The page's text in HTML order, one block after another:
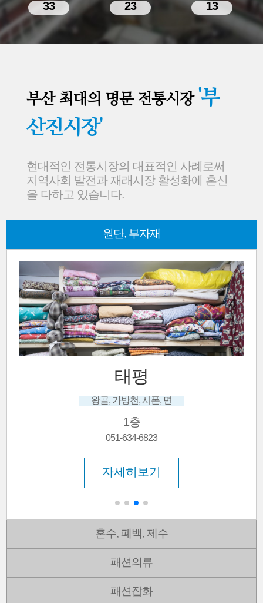
33 23 13
부산 최대의 명문 전통시장 '부
산진시장'
현대적인 전통시장의 대표적인 사례로써
지역사회 발전과 재래시장 활성화에 혼신
을 다하고 있습니다.
원단, 부자재
태평
왕골, 가방천, 시폰, 면
1층
051-634-6823
자세히보기
혼수, 폐백, 제수
패션의류
패션잡화